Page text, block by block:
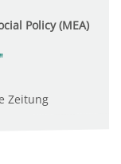
Policy (MEA)
Zeitung